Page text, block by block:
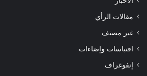
مقالات الرأي
غير مصنف
اقتباسات وإضاءات
إنفوغراف